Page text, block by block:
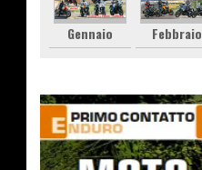
Gennaio Febbraio